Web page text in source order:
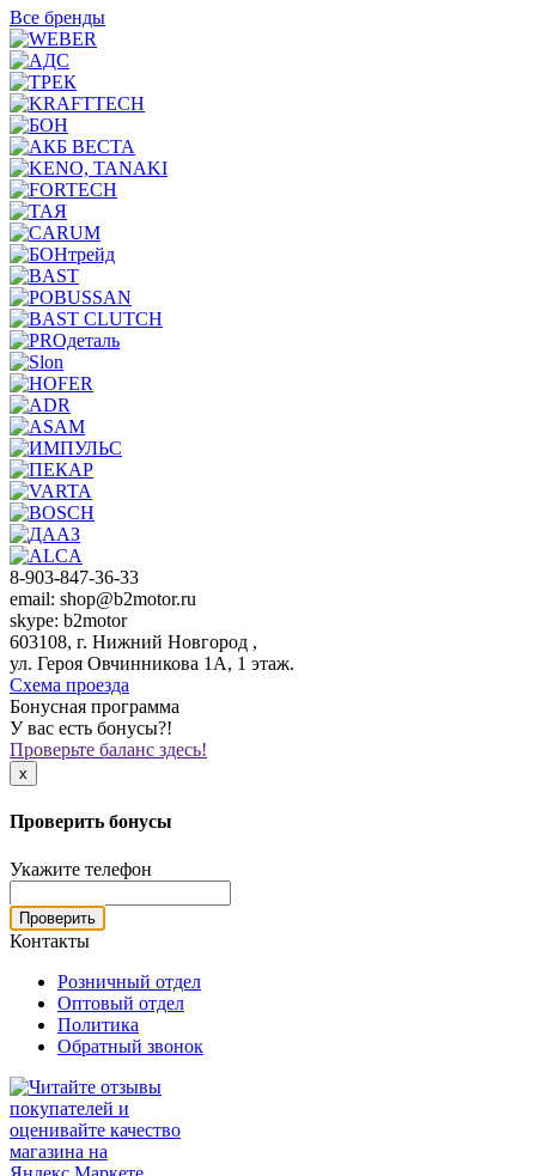
Все бренды
8-903-847-36-33
email: shop@b2motor.ru
skype: b2motor
603108, г. Нижний Новгород ,
ул. Героя Овчинникова 1А, 1 этаж.
Схема проезда
Бонусная программа
У вас есть бонусы?!
Проверьте баланс здесь!
x
Проверить бонусы
Укажите телефон
Проверить
Контакты
Розничный отдел
Оптовый отдел
Политика
Обратный звонок